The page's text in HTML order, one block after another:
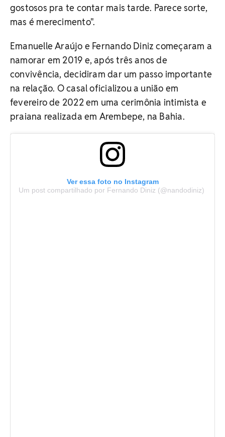
gostosos pra te contar mais tarde. Parece sorte,
mas é merecimento".
Emanuelle Araújo e Fernando Diniz começaram a
namorar em 2019 e, após três anos de
convivência, decidiram dar um passo importante
na relação. O casal oficializou a união em
fevereiro de 2022 em uma cerimônia intimista e
praiana realizada em Arembepe, na Bahia.
Ver essa foto no Instagram
Um post compartilhado por Fernando Diniz (@nandodiniz)